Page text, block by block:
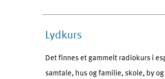
Lydkurs
Det finnes et gammelt radiokurs i
samtale, hus og familie, skole, by